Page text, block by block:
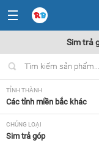
Sim trả
TỈNH THÀNH
Các tỉnh miền bắc khác
CHỦNG LOẠI
Sim trả góp